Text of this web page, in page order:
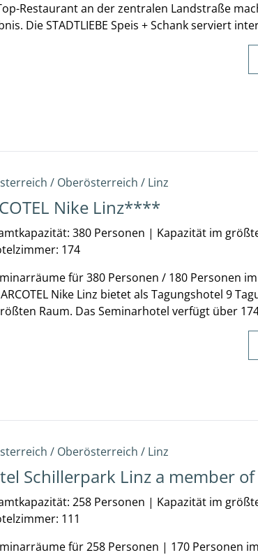
Restaurant an der zentralen Landstraße
Die STADTLIEBE Speis + Schank serviert
/ Oberösterreich / Linz
Nike Linz****
380 Personen | Kapazität im
174
für 380 Personen / 180 Personen
Nike Linz bietet als Tagungshotel 9
Raum. Das Seminarhotel verfügt über
/ Oberösterreich / Linz
Schillerpark Linz a member
258 Personen | Kapazität im
111
für 258 Personen | 170 Personen